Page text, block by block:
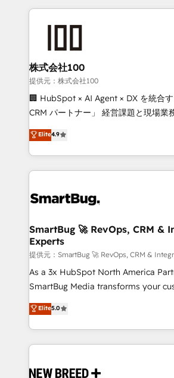
Company of the Year 2024/25 INSIDEA helps
and build AI-powered workflows
from week one, in your time zone. What we do ➤
Onboarding: Live in weeks, with
around your business, not a
Move from any legacy CRM. Zero
run your revenue process. Sales,
service wired together. ➤ AI and
tune-ups, feature rollouts, adoption
HubSpot, switching to it, or reviving
We are built for the work.
株式会社100
提供元：株式会社100
🏢 HubSpot × AI Agent × DX を統合
CRM パートナー」 経営課題と現場業務をつなぐAIネイ
ティブ・エージェンシーとして、
力で顧客フロント業務を再設計します。 💡 100inc は
をする会社か？ HubSpotを共通基盤
トを組み込んだ顧客フロント業務（マ
ィブ・エージェンシーです。事業部・
を、CRMを軸とした全社共通基盤に再
思決定者・PMO・現場担当者に並走しま
HubSpot導入・活用支援 顧客データの
GTMの見える化・自動化まで。全
タ品質設計、グループ横断のCRM統合
の一部をAIが自律実行する組織への移
Breeze・Claude等をHubSpotと連携
革を、構想から実装・定着までPMOと
Elite4.9
SmartBug 🚀 RevOps, CRM &
Experts
提供元：SmartBug 🚀 RevOps, CRM &
As a 3x HubSpot North America
SmartBug Media transforms your
into a revenue engine. Our unified
includes specialized divisions
Software) and Point Success Media
making this the official home for all
and system integrations powered by
Elite5.0